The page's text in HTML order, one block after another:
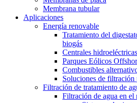
Membrana tubular
Aplicaciones
Energía renovable
Tratamiento del
biogás
Centrales hidroeléctricas
Parques Eólicos
Combustibles
Soluciones de filtración
Filtración de tratamiento de
Filtración de agua en el